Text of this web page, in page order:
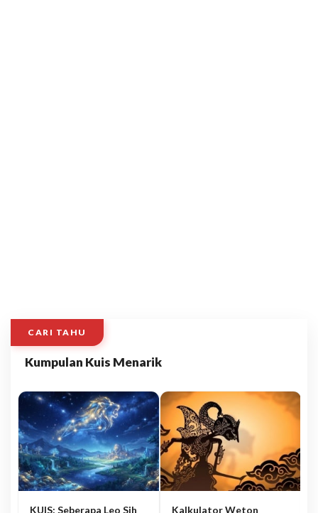
CARI TAHU
Kumpulan Kuis Menarik
KUIS: Seberapa Leo Sih
Kalkulator Weton